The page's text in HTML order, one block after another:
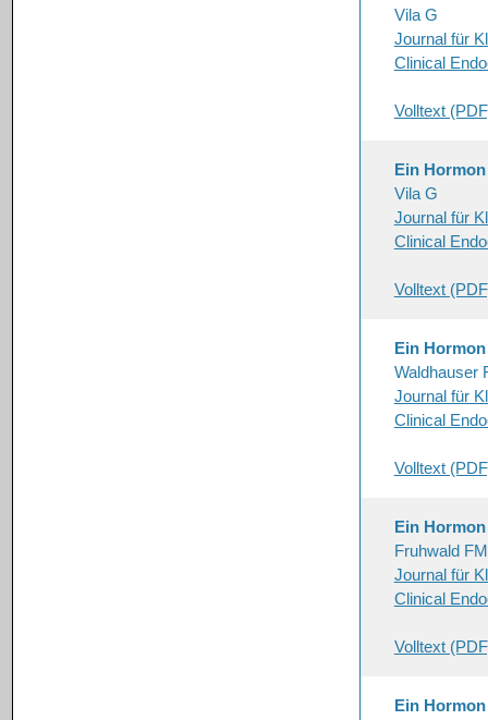
Vila G
Journal für
Clinical
Volltext
Ein
Vila G
Journal für
Clinical
Volltext
Ein
Waldhauser
Journal für
Clinical
Volltext
Ein
Fruhwald FM
Journal für
Clinical
Volltext
Ein